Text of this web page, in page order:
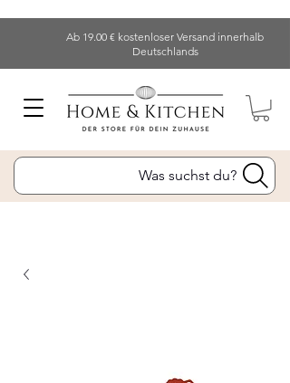
Ab 19.00 € kostenloser Versand innerhalb
Deutschlands
Was suchst du?